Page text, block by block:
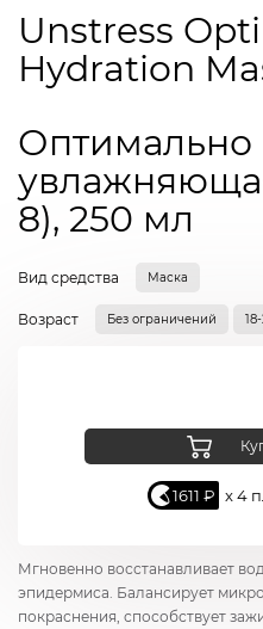
Unstress
Hydration
Оптимально
8), 250 мл
Вид средства Маска
Возраст Без ограничений
1611 ₽ x 4
Мгновенно восстанавливает
эпидермиса. Балансирует
покраснения, способствует